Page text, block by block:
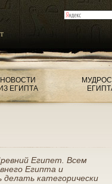
НОВОСТИ
ИЗ ЕГИПТА
Египет. Всем
Египта и
категорически